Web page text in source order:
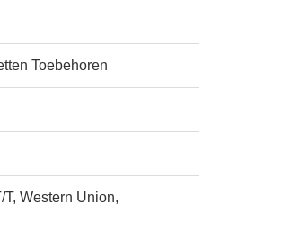
Toebehoren
T, Western Union,